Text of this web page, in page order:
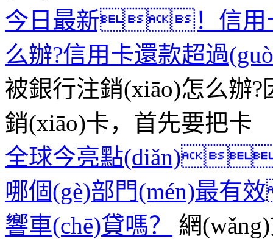
今日最新！信用
么辦?信用卡還款超過
被銀行注銷(xiāo)怎么辦?
銷(xiāo)卡，首先要把卡
全球今亮點
哪個(gè)部門(mén)最
響車(chē)貸嗎？
網